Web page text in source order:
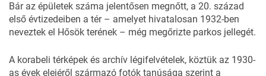
Bár az épületek száma jelentősen megnőtt, a 20. század
első évtizedeiben a tér – amelyet hivatalosan 1932-ben
neveztek el Hősök terének – még megőrizte parkos jellegét.
A korabeli térképek és archív légifelvételek, köztük az 1930-
as évek elejéről származó fotók tanúsága szerint a